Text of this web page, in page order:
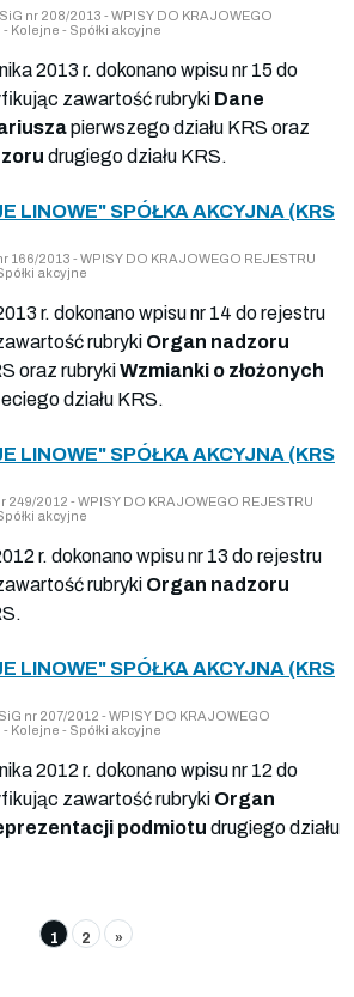
nr 208/2013 - WPISY DO KRAJOWEGO
Kolejne - Spółki akcyjne
2013 r. dokonano wpisu nr 15 do
zawartość rubryki Dane
pierwszego działu KRS oraz
drugiego działu KRS.
LINOWE" SPÓŁKA AKCYJNA (KRS
166/2013 - WPISY DO KRAJOWEGO REJESTRU
akcyjne
r. dokonano wpisu nr 14 do rejestru
rubryki Organ nadzoru
oraz rubrykiWzmianki o złożonych
działu KRS.
LINOWE" SPÓŁKA AKCYJNA (KRS
249/2012 - WPISY DO KRAJOWEGO REJESTRU
akcyjne
r. dokonano wpisu nr 13 do rejestru
rubryki Organ nadzoru
LINOWE" SPÓŁKA AKCYJNA (KRS
nr 207/2012 - WPISY DO KRAJOWEGO
Kolejne - Spółki akcyjne
2012 r. dokonano wpisu nr 12 do
zawartość rubryki Organ
podmiotu drugiego działu
1 2 »